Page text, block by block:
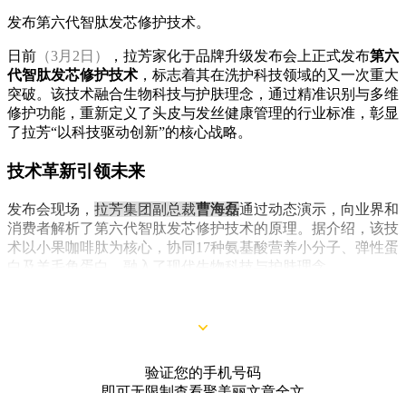
发布第六代智肽发芯修护技术。
日前 （3月2日） ，拉芳家化于品牌升级发布会上正式发布第六
代智肽发芯修护技术 ，标志着其在洗护科技领域的又一次重大
突破。该技术融合生物科技与护肤理念，通过精准识别与多维
修护功能，重新定义了头皮与发丝健康管理的行业标准，彰显
了拉芳“以科技驱动创新”的核心战略。
技术革新引领未来
发布会现场， 拉芳集团副总裁曹海磊通过动态演示，向业界和
消费者解析了第六代智肽发芯修护技术的原理。据介绍，该技
术以小果咖啡肽为核心，协同17种氨基酸营养小分子、弹性蛋
白及羊毛角蛋白，融入了现代生物科技与护肤理念。
验证您的手机号码